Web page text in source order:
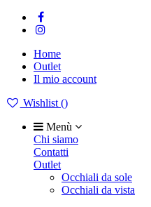
Home
Outlet
Il mio account
Wishlist ()
Menù
Chi siamo
Contatti
Outlet
Occhiali da sole
Occhiali da vista